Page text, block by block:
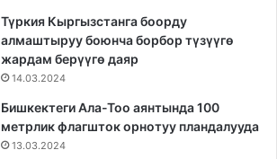
Түркия Кыргызстанга боорду
алмаштыруу боюнча борбор түзүүгө
жардам берүүгө даяр
14.03.2024
Бишкектеги Ала-Тоо аянтында 100
метрлик флагшток орнотуу пландалууда
13.03.2024